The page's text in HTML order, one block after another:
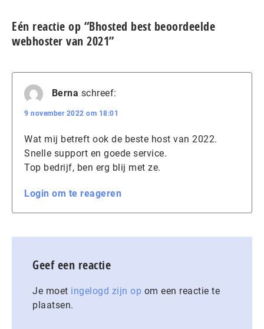
Eén reactie op “Bhosted best beoordeelde
webhoster van 2021”
Berna schreef:
9 november 2022 om 18:01
Wat mij betreft ook de beste host van 2022.
Snelle support en goede service.
Top bedrijf, ben erg blij met ze.
Login om te reageren
Geef een reactie
Je moet ingelogd zijn op om een reactie te
plaatsen.